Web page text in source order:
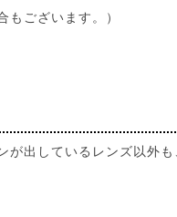
もございます。）
が出しているレンズ以外